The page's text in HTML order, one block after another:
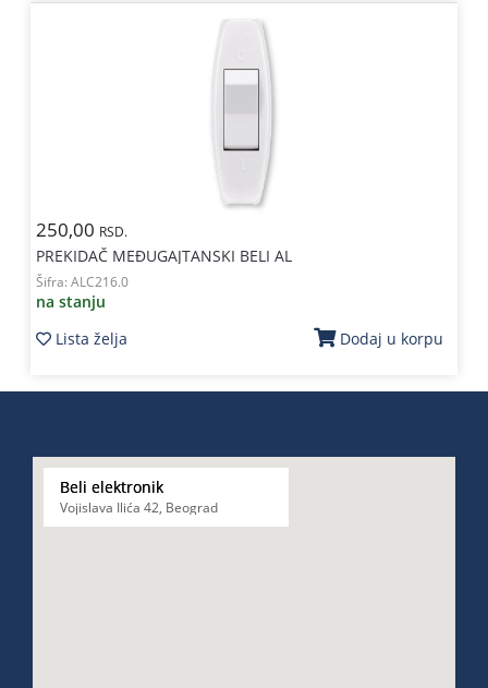
250,00 RSD.
PREKIDAČ MEÐUGAJTANSKI BELI AL
Šifra: ALC216.0
na stanju
Lista želja
Dodaj u korpu
Beli elektronik
Vojislava Ilića 42, Beograd